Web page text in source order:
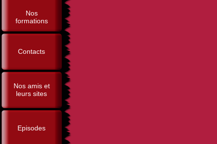
Nos
formations
Contacts
Nos amis et
leurs sites
Episodes